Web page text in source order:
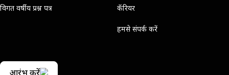
विगत वर्षीय प्रश्न पत्र कॅरियर
हमसे संपर्क करें
आरंभ करें